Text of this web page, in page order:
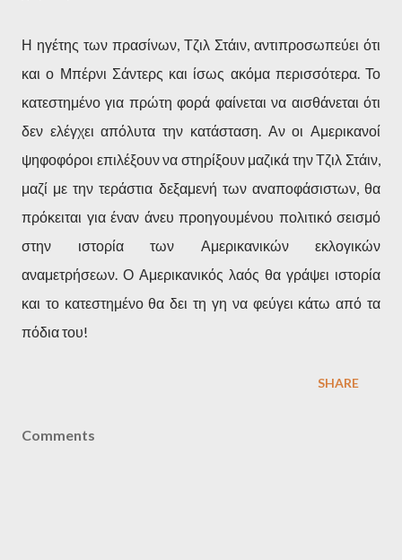
Η ηγέτης των πρασίνων, Τζιλ Στάιν, αντιπροσωπεύει ότι
και ο Μπέρνι Σάντερς και ίσως ακόμα περισσότερα. Το
κατεστημένο για πρώτη φορά φαίνεται να αισθάνεται ότι
δεν ελέγχει απόλυτα την κατάσταση. Αν οι Αμερικανοί
ψηφοφόροι επιλέξουν να στηρίξουν μαζικά την Τζιλ Στάιν,
μαζί με την τεράστια δεξαμενή των αναποφάσιστων, θα
πρόκειται για έναν άνευ προηγουμένου πολιτικό σεισμό
στην ιστορία των Αμερικανικών εκλογικών
αναμετρήσεων. Ο Αμερικανικός λαός θα γράψει ιστορία
και το κατεστημένο θα δει τη γη να φεύγει κάτω από τα
πόδια του!
SHARE
Comments